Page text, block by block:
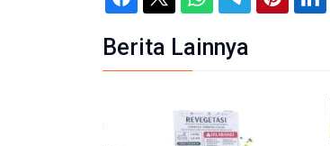
Berita Lainnya